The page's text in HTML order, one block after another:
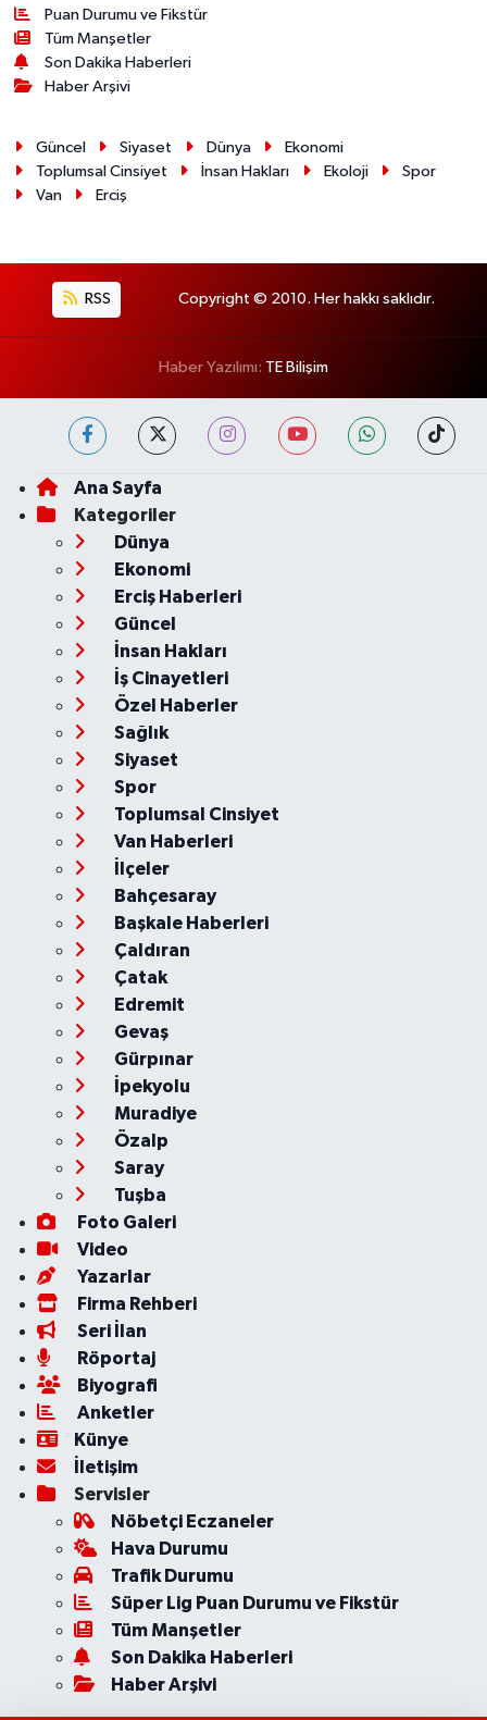
Puan Durumu ve Fikstür
Tüm Manşetler
Son Dakika Haberleri
Haber Arşivi
Güncel Siyaset Dünya
Ekonomi
Toplumsal Cinsiyet
İnsan Hakları Ekoloji
Spor
Van
Erciş
RSS Copyright © 2010. Her hakkı saklıdır.
Haber Yazılımı: TE Bilişim
Ana Sayfa
Kategoriler
Dünya
Ekonomi
Erciş Haberleri
Güncel
İnsan Hakları
İş Cinayetleri
Özel Haberler
Sağlık
Siyaset
Spor
Toplumsal Cinsiyet
Van Haberleri
İlçeler
Bahçesaray
Başkale Haberleri
Çaldıran
Çatak
Edremit
Gevaş
Gürpınar
İpekyolu
Muradiye
Özalp
Saray
Tuşba
Foto Galeri
Video
Yazarlar
Firma Rehberi
Seri İlan
Röportaj
Biyografi
Anketler
Künye
İletişim
Servisler
Nöbetçi Eczaneler
Hava Durumu
Trafik Durumu
Süper Lig Puan Durumu ve Fikstür
Tüm Manşetler
Son Dakika Haberleri
Haber Arşivi